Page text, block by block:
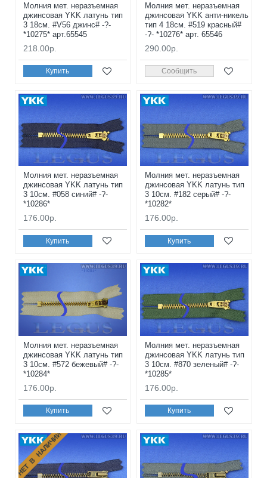
Молния мет. неразъемная
джинсовая YKK латунь тип
3 18см. #V56 джинс# -?-
*10275* арт.65545
218.00р.
Купить
Молния мет. неразъемная
джинсовая YKK анти-никель
тип 4 18см. #519 красный#
-?- *10276* арт. 65546
290.00р.
Сообщить
Молния мет. неразъемная
джинсовая YKK латунь тип
3 10см. #058 синий# -?-
*10286*
176.00р.
Купить
Молния мет. неразъемная
джинсовая YKK латунь тип
3 10см. #182 серый# -?-
*10282*
176.00р.
Купить
Молния мет. неразъемная
джинсовая YKK латунь тип
3 10см. #572 бежевый# -?-
*10284*
176.00р.
Купить
Молния мет. неразъемная
джинсовая YKK латунь тип
3 10см. #870 зеленый# -?-
*10285*
176.00р.
Купить
НЕТ В НАЛИЧИИ